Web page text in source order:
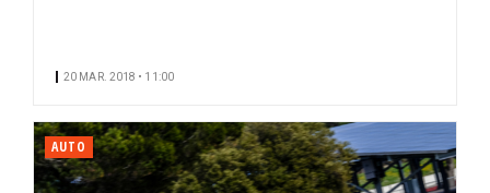
20 MAR. 2018 • 11:00
AUTO